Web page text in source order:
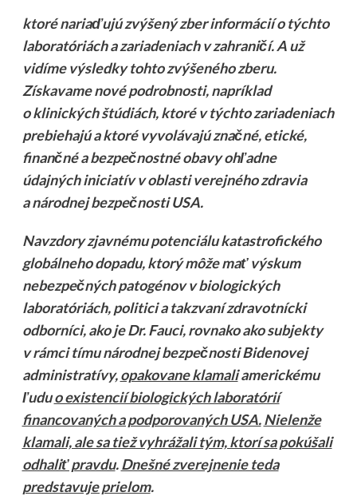
ktoré nariaďujú zvýšený zber informácií o týchto
laboratóriách a zariadeniach v zahraničí. A už
vidíme výsledky tohto zvýšeného zberu.
Získavame nové podrobnosti, napríklad
o klinických štúdiách, ktoré v týchto zariadeniach
prebiehajú a ktoré vyvolávajú značné, etické,
finančné a bezpečnostné obavy ohľadne
údajných iniciatív v oblasti verejného zdravia
a národnej bezpečnosti USA.
Navzdory zjavnému potenciálu katastrofického
globálneho dopadu, ktorý môže mať výskum
nebezpečných patogénov v biologických
laboratóriách, politici a takzvaní zdravotnícki
odborníci, ako je Dr. Fauci, rovnako ako subjekty
v rámci tímu národnej bezpečnosti Bidenovej
administratívy,opakovane klamaliamerickému
ľuduo existencií biologických laboratórií
financovaných a podporovaných USA. Nielenže
klamali, ale sa tiež vyhrážali tým, ktorí sa pokúšali
odhaliť pravdu.Dnešné zverejnenie teda
predstavuje prielom.